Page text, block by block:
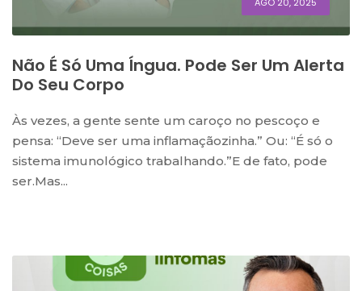
Não É Só Uma Íngua. Pode Ser Um Alerta
Do Seu Corpo
Às vezes, a gente sente um caroço no pescoço e
pensa: “Deve ser uma inflamaçãozinha.” Ou: “É só o
sistema imunológico trabalhando.”E de fato, pode
ser.Mas...